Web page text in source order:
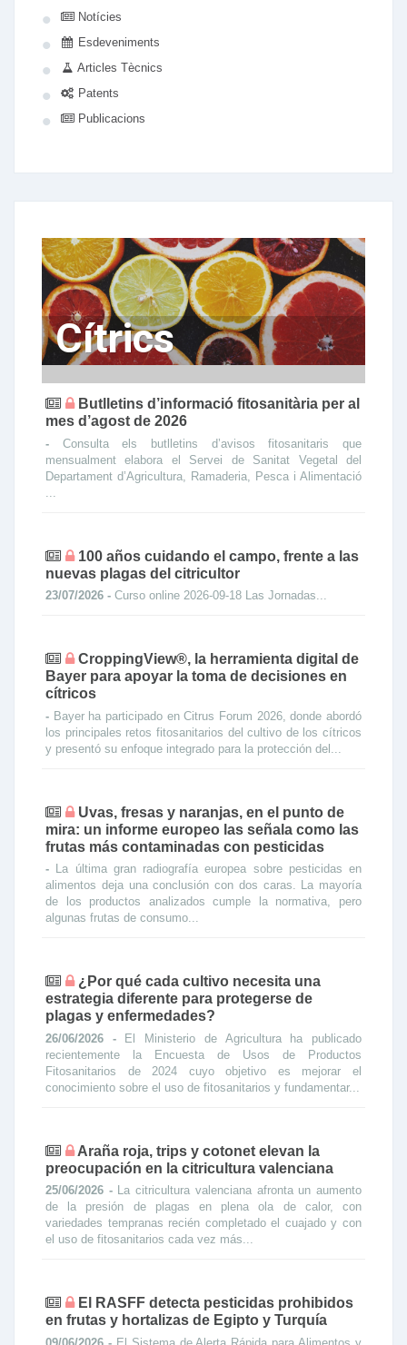
Notícies
Esdeveniments
Articles Tècnics
Patents
Publicacions
Cítrics
Butlletins d’informació fitosanitària per al
mes d’agost de 2026
- Consulta els butlletins d’avisos fitosanitaris que
mensualment elabora el Servei de Sanitat Vegetal del
Departament d’Agricultura, Ramaderia, Pesca i Alimentació
100 años cuidando el campo, frente a las
nuevas plagas del citricultor
23/07/2026 - Curso online 2026-09-18 Las Jornadas...
CroppingView®, la herramienta digital de
Bayer para apoyar la toma de decisiones en
cítricos
- Bayer ha participado en Citrus Forum 2026, donde abordó
los principales retos fitosanitarios del cultivo de los cítricos
y presentó su enfoque integrado para la protección del...
Uvas, fresas y naranjas, en el punto de
mira: un informe europeo las señala como las
frutas más contaminadas con pesticidas
- La última gran radiografía europea sobre pesticidas en
alimentos deja una conclusión con dos caras. La mayoría
de los productos analizados cumple la normativa, pero
algunas frutas de consumo...
¿Por qué cada cultivo necesita una
estrategia diferente para protegerse de
plagas y enfermedades?
26/06/2026 - El Ministerio de Agricultura ha publicado
recientemente la Encuesta de Usos de Productos
Fitosanitarios de 2024 cuyo objetivo es mejorar el
conocimiento sobre el uso de fitosanitarios y fundamentar...
Araña roja, trips y cotonet elevan la
preocupación en la citricultura valenciana
25/06/2026 - La citricultura valenciana afronta un aumento
de la presión de plagas en plena ola de calor, con
variedades tempranas recién completado el cuajado y con
el uso de fitosanitarios cada vez más...
El RASFF detecta pesticidas prohibidos
en frutas y hortalizas de Egipto y Turquía
09/06/2026 - El Sistema de Alerta Rápida para Alimentos y